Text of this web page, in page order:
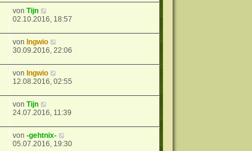
vonTijn
02.10.2016, 18:57
von Ingwio
30.09.2016, 22:06
von Ingwio
12.08.2016, 02:55
vonTijn
24.07.2016, 11:39
von-gehtnix-
05.07.2016, 19:30